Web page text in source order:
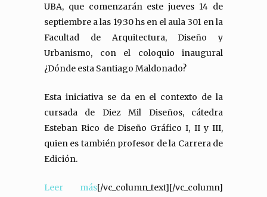
UBA, que comenzarán este jueves 14 de
septiembre a las 19:30 hs en el aula 301 en la
Facultad de Arquitectura, Diseño y
Urbanismo, con el coloquio inaugural
¿Dónde esta Santiago Maldonado?
Esta iniciativa se da en el contexto de la
cursada de Diez Mil Diseños, cátedra
Esteban Rico de Diseño Gráfico I, II y III,
quien es también profesor de la Carrera de
Edición.
Leer más[/vc_column_text][/vc_column]